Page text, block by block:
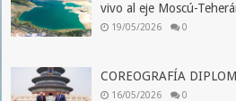
vivo al eje Moscú-
19/05/2026 0
COREOGRAFÍA
16/05/2026 0